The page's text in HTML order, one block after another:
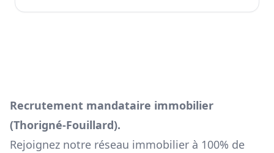
Recrutement mandataire immobilier
(Thorigné-Fouillard).
Rejoignez notre réseau immobilier à 100% de